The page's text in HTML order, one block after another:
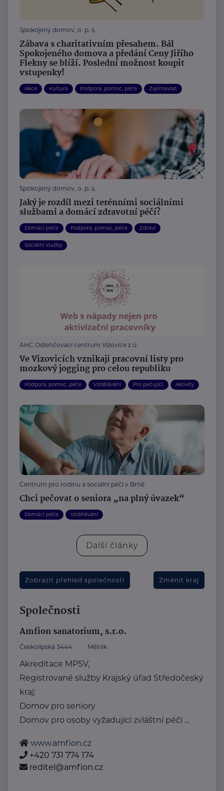
Spokojený domov, o. p. s.
Zábava s charitativním přesahem. Bál
Spokojeného domova a předání Ceny Jiřího
Flekny se blíží. Poslední možnost koupit
vstupenky!
Akce Kultura Podpora, pomoc, péče Zajímavost
Spokojený domov, o. p. s.
Jaký je rozdíl mezi terénními sociálními
službami a domácí zdravotní péčí?
Domácí péče Podpora, pomoc, péče Zdraví
Sociální služby
AHC Odlehčovací centrum Vizovice z.ú.
Ve Vizovicích vznikají pracovní listy pro
mozkový jogging pro celou republiku
Podpora, pomoc, péče Vzdělávání Pro pečující Aktivity
Centrum pro rodinu a sociální péči v Brně
Chci pečovat o seniora „na plný úvazek“
Domácí péče Vzdělávání
Další články
Zobrazit přehled společností Změnit kraj
Společnosti
Amfion sanatorium, s.r.o.
Českolipská 3444 Mělník
Akreditace MPSV,
Registrované služby Krajský úřad Středočeský
kraj:
Domov pro seniory
Domov pro osoby vyžadující zvláštní péči ...
www.amfion.cz
+420 731 774 174
reditel@amfion.cz